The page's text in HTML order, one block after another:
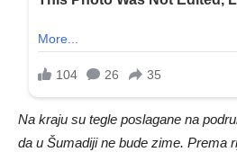
Na kraju su tegle poslagane na
da u Šumadiji ne bude zime. Prema